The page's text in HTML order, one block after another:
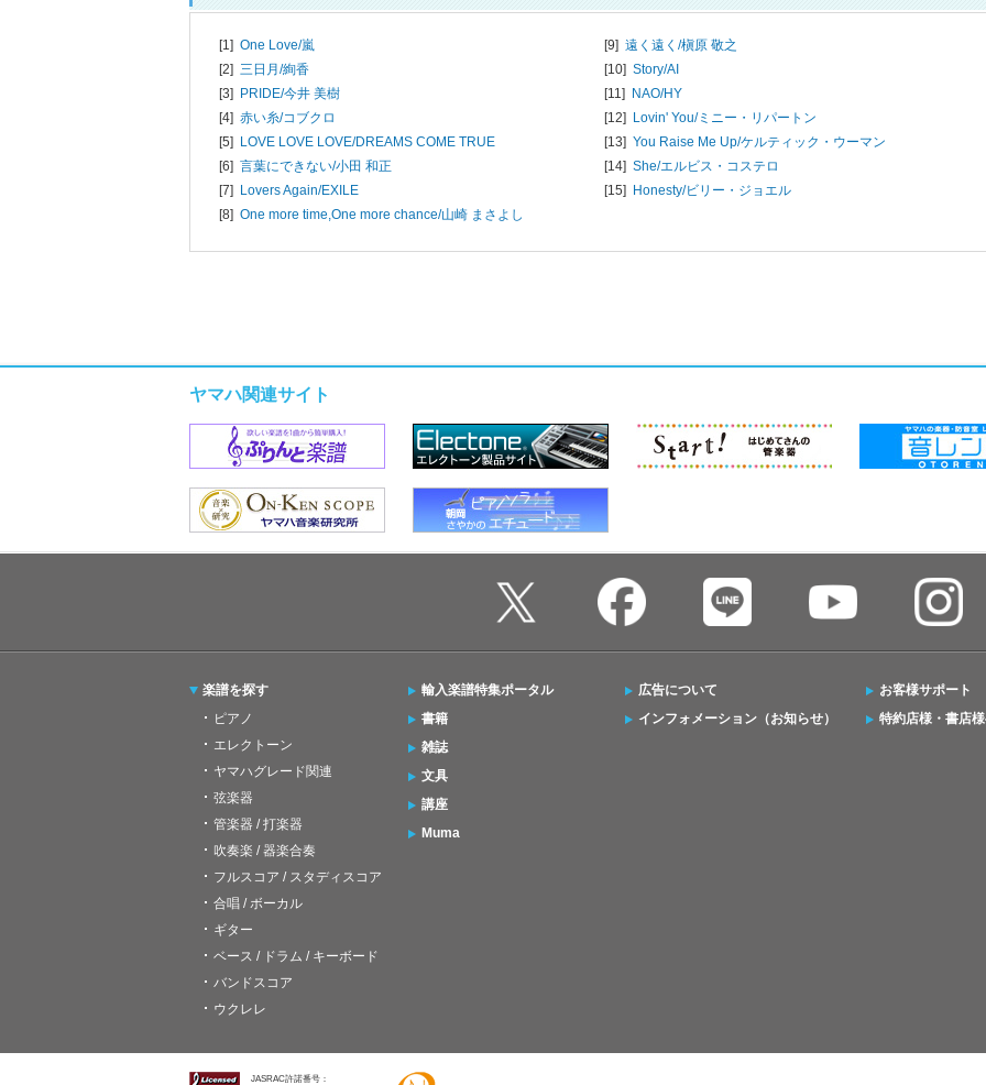
[1] One Love/嵐
[2] 三日月/絢香
[3] PRIDE/今井 美樹
[4] 赤い糸/コブクロ
[5] LOVE LOVE LOVE/DREAMS COME TRUE
[6] 言葉にできない/小田 和正
[7] Lovers Again/EXILE
[8] One more time,One more chance/山崎 まさよし
[9] 遠く遠く/槇原 敬之
[10] Story/AI
[11] NAO/HY
[12] Lovin' You/ミニー・リパートン
[13] You Raise Me Up/ケルティック・ウーマン
[14] She/エルビス・コステロ
[15] Honesty/ビリー・ジョエル
ヤマハ関連サイト
楽譜を探す
ピアノ
エレクトーン
ヤマハグレード関連
弦楽器
管楽器 / 打楽器
吹奏楽 / 器楽合奏
フルスコア / スタディスコア
合唱 / ボーカル
ギター
ベース / ドラム / キーボード
バンドスコア
ウクレレ
輸入楽譜特集ポータル
書籍
雑誌
文具
講座
Muma
広告について
インフォメーション（お知らせ）
お客様サポート
特約店様・書店
JASRAC許諾番号：